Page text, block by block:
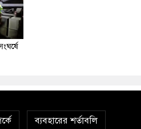
ব্যবহারের শর্তাবলি